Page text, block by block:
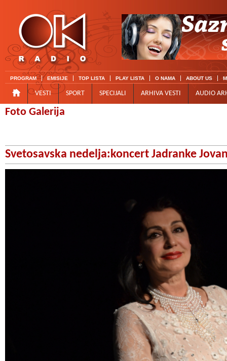
PROGRAM EMISIJE TOP LISTA PLAY LISTA O NAMA ABOUT US
VESTI SPORT SPECIJALI ARHIVA VESTI AUDIO
Foto Galerija
Svetosavska nedelja:koncert Jadranke